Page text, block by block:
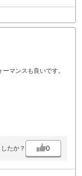
マンスも良いです。
たか？ 0